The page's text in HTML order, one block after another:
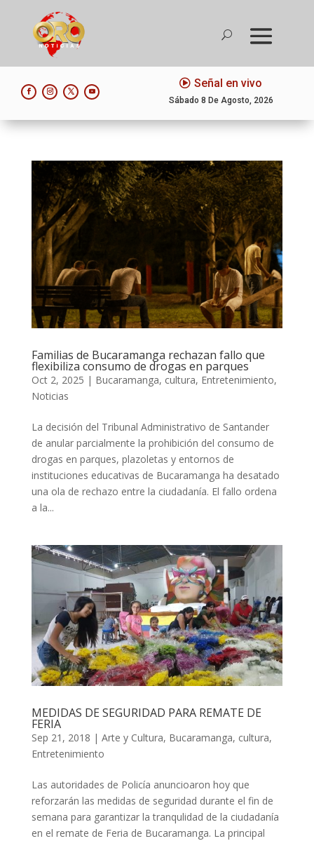
Señal en vivo
Sábado 8 De Agosto, 2026
Familias de Bucaramanga rechazan fallo que
flexibiliza consumo de drogas en parques
Oct 2, 2025 | Bucaramanga, cultura, Entretenimiento,
Noticias
La decisión del Tribunal Administrativo de Santander
de anular parcialmente la prohibición del consumo de
drogas en parques, plazoletas y entornos de
instituciones educativas de Bucaramanga ha desatado
una ola de rechazo entre la ciudadanía. El fallo ordena
a la...
MEDIDAS DE SEGURIDAD PARA REMATE DE
FERIA
Sep 21, 2018 | Arte y Cultura, Bucaramanga, cultura,
Entretenimiento
Las autoridades de Policía anuncioaron hoy que
reforzarán las medidas de seguridad durante el fin de
semana para garantizar la tranqulidad de la ciudadanía
en el remate de Feria de Bucaramanga. La principal